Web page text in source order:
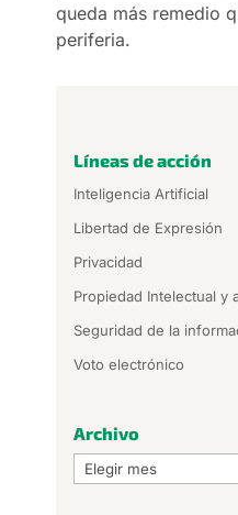
queda más remedio
periferia.
Líneas de acción
Inteligencia Artificial
Libertad de Expresión
Privacidad
Propiedad Intelectual y
Seguridad de la
Voto electrónico
Archivo
Archivo